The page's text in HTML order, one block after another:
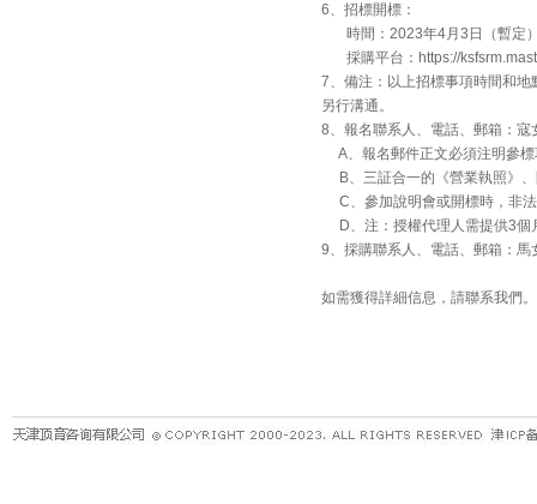
6、招標開標：
時間：2023年4月3日（暫定
採購平台：https://
7、備注：以上招標事項時間和
另行溝通。
8、報名聯系人、電話、郵箱：
A、報名郵件正文必須注明參標
B、三証合一的《營業執照》、
C、參加說明會或開標時，非法
D、注：授權代理人需提供3個
9、採購聯系人、電話、郵箱：
如需獲得詳細信息，請聯系我們。